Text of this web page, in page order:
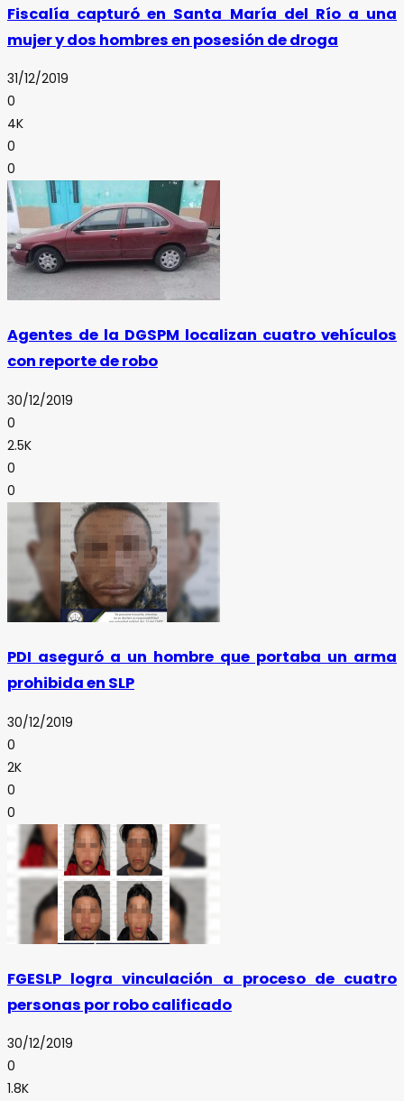
Fiscalía capturó en Santa María del Río a una
mujer y dos hombres en posesión de droga
31/12/2019
0
4K
0
0
Agentes de la DGSPM localizan cuatro vehículos
con reporte de robo
30/12/2019
0
2.5K
0
0
PDI aseguró a un hombre que portaba un arma
prohibida en SLP
30/12/2019
0
2K
0
0
FGESLP logra vinculación a proceso de cuatro
personas por robo calificado
30/12/2019
0
1.8K